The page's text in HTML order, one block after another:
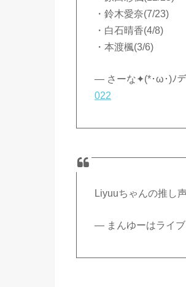
・鈴木愛奈(7/23)
・白石晴香(4/8)
・本渡楓(3/6)
— さーな✦(*･ω･)ﾉデ
022
Liyuuちゃんの推し
— まんゆーはライ